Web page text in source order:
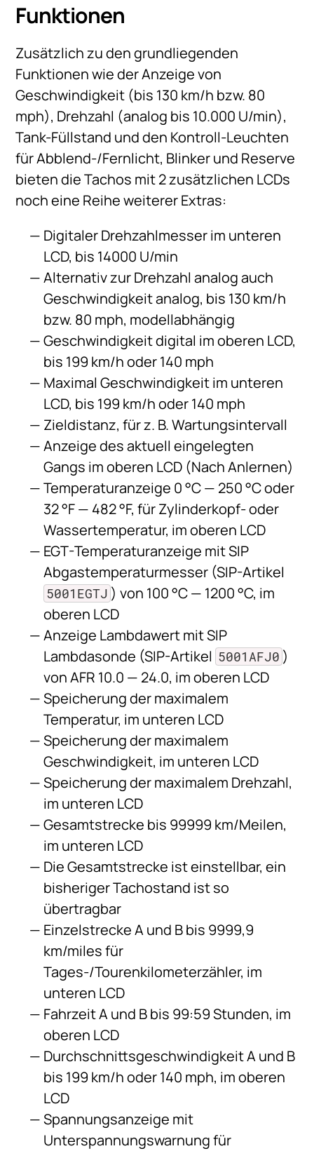
Funktionen
Zusätzlich zu den grundliegenden
Funktionen wie der Anzeige von
Geschwindigkeit (bis 130 km/h bzw. 80
mph), Drehzahl (analog bis 10.000 U/min),
Tank-Füllstand und den Kontroll-Leuchten
für Abblend-/Fernlicht, Blinker und Reserve
bieten die Tachos mit 2 zusätzlichen LCDs
noch eine Reihe weiterer Extras:
Digitaler Drehzahlmesser im unteren
LCD, bis 14000 U/min
Alternativ zur Drehzahl analog auch
Geschwindigkeit analog, bis 130 km/h
bzw. 80 mph, modellabhängig
Geschwindigkeit digital im oberen LCD,
bis 199 km/h oder 140 mph
Maximal Geschwindigkeit im unteren
LCD, bis 199 km/h oder 140 mph
Zieldistanz, für z. B. Wartungsintervall
Anzeige des aktuell eingelegten
Gangs im oberen LCD (Nach Anlernen)
Temperaturanzeige 0 °C — 250 °C oder
32 °F — 482 °F, für Zylinderkopf- oder
Wassertemperatur, im oberen LCD
EGT-Temperaturanzeige mit SIP
Abgastemperaturmesser (SIP-Artikel
5001EGTJ ) von 100 °C — 1200 °C, im
oberen LCD
Anzeige Lambdawert mit SIP
Lambdasonde (SIP-Artikel 5001AFJ0 )
von AFR 10.0 — 24.0, im oberen LCD
Speicherung der maximalem
Temperatur, im unteren LCD
Speicherung der maximalem
Geschwindigkeit, im unteren LCD
Speicherung der maximalem Drehzahl,
im unteren LCD
Gesamtstrecke bis 99999 km/Meilen,
im unteren LCD
Die Gesamtstrecke ist einstellbar, ein
bisheriger Tachostand ist so
übertragbar
Einzelstrecke A und B bis 9999,9
km/miles für
Tages-/Tourenkilometerzähler, im
unteren LCD
Fahrzeit A und B bis 99:59 Stunden, im
oberen LCD
Durchschnittsgeschwindigkeit A und B
bis 199 km/h oder 140 mph, im oberen
LCD
Spannungsanzeige mit
Unterspannungswarnung für